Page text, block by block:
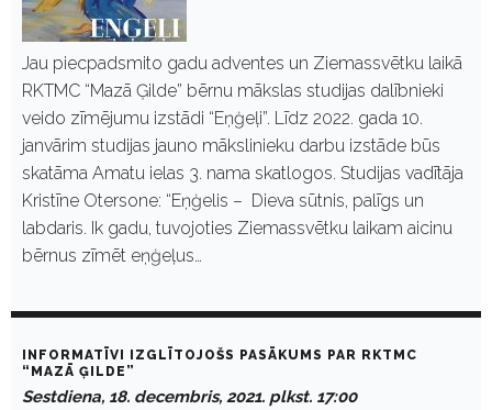
Jau piecpadsmito gadu adventes un Ziemassvētku laikā
RKTMC “Mazā Ģilde” bērnu mākslas studijas dalībnieki
veido zīmējumu izstādi “Eņģeļi”. Līdz 2022. gada 10.
janvārim studijas jauno mākslinieku darbu izstāde būs
skatāma Amatu ielas 3. nama skatlogos. Studijas vadītāja
Kristīne Otersone: “Eņģelis – Dieva sūtnis, palīgs un
labdaris. Ik gadu, tuvojoties Ziemassvētku laikam aicinu
bērnus zīmēt eņģeļus…
INFORMATĪVI IZGLĪTOJOŠS PASĀKUMS PAR RKTMC
“MAZĀ ĢILDE”
Sestdiena, 18. decembris, 2021. plkst. 17:00